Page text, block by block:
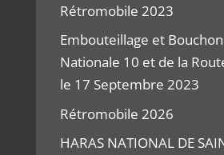
Rétromobile 2023
Embouteillage et
Nationale 10 et de la
le 17 Septembre 2023
Rétromobile 2026
HARAS NATIONAL DE